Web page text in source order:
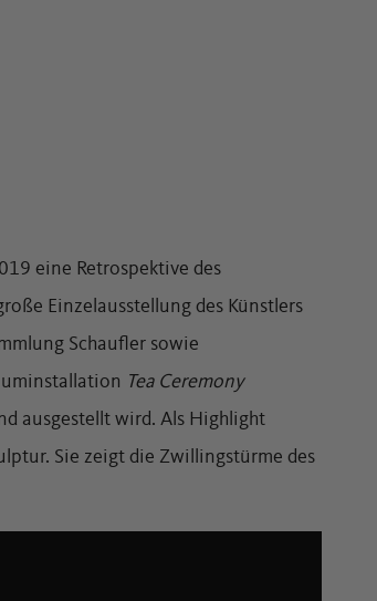
eine Retrospektive des
Einzelausstellung des Künstlers
Schaufler sowie
Tea Ceremony
ausgestellt wird. Als Highlight
Sie zeigt die Zwillingstürme des